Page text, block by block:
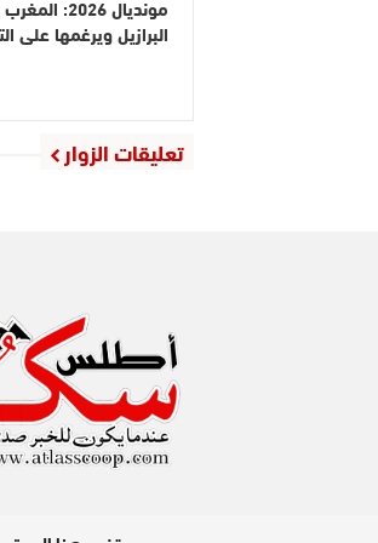
مونديال 2026:
البرازيل ويرغمها على
تعليقات الزوار